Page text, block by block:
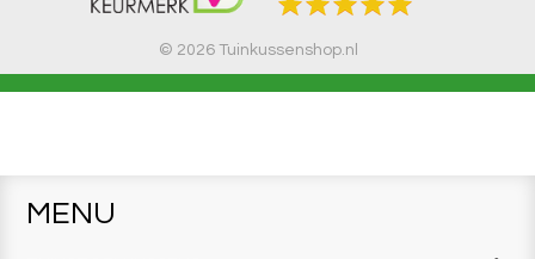
© 2026 Tuinkussenshop.nl
MENU